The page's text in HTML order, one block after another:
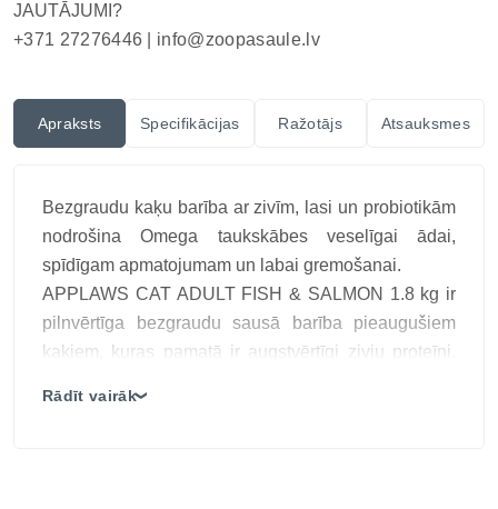
JAUTĀJUMI?
+371 27276446 | info@zoopasaule.lv
Apraksts Specifikācijas Ražotājs Atsauksmes
Bezgraudu kaķu barība ar zivīm, lasi un probiotikām
nodrošina Omega taukskābes veselīgai ādai,
spīdīgam apmatojumam un labai gremošanai.
APPLAWS CAT ADULT FISH & SALMON 1.8 kg ir
pilnvērtīga bezgraudu sausā barība pieaugušiem
kaķiem, kuras pamatā ir augstvērtīgi zivju proteīni.
Rādīt vairāk❯